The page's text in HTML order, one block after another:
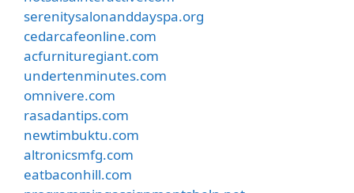
serenitysalonanddayspa.org
cedarcafeonline.com
acfurnituregiant.com
undertenminutes.com
omnivere.com
rasadantips.com
newtimbuktu.com
altronicsmfg.com
eatbaconhill.com